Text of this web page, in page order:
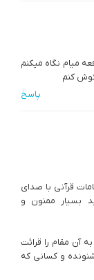
میام نگاه میکنم
گوش کنم
پاسخ
قرآنی با صدای
بسیار ممنون و
آن مقام را قرائت
و کسانی که